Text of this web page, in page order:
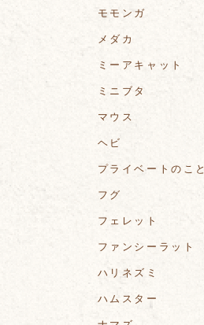
モモンガ
メダカ
ミーアキャット
ミニブタ
マウス
ヘビ
プライベートのこと
フグ
フェレット
ファンシーラット
ハリネズミ
ハムスター